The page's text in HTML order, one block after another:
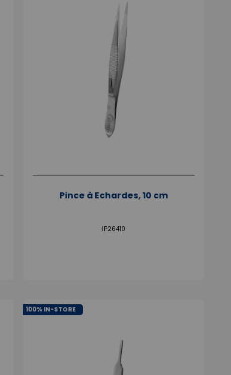
Pince à Echardes, 10 cm
IP26410
100% IN-STORE